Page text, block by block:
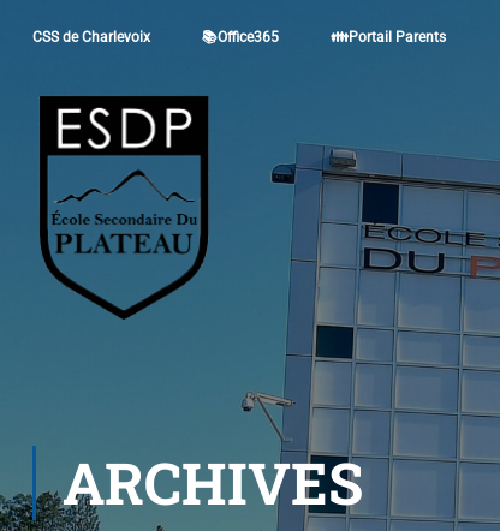
CSS de Charlevoix 📚Office365 👪Portail Parents
ARCHIVES